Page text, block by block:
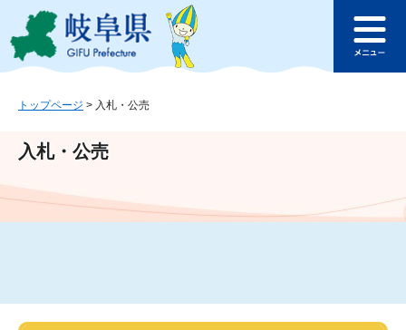
ジ
ュ
文
このページの本文へ
ュ
トップページ > 入札・公売
入札・公売